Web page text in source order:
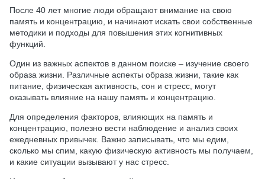
После 40 лет многие люди обращают внимание на свою
память и концентрацию, и начинают искать свои собственные
методики и подходы для повышения этих когнитивных
функций.
Один из важных аспектов в данном поиске – изучение своего
образа жизни. Различные аспекты образа жизни, такие как
питание, физическая активность, сон и стресс, могут
оказывать влияние на нашу память и концентрацию.
Для определения факторов, влияющих на память и
концентрацию, полезно вести наблюдение и анализ своих
ежедневных привычек. Важно записывать, что мы едим,
сколько мы спим, какую физическую активность мы получаем,
и какие ситуации вызывают у нас стресс.